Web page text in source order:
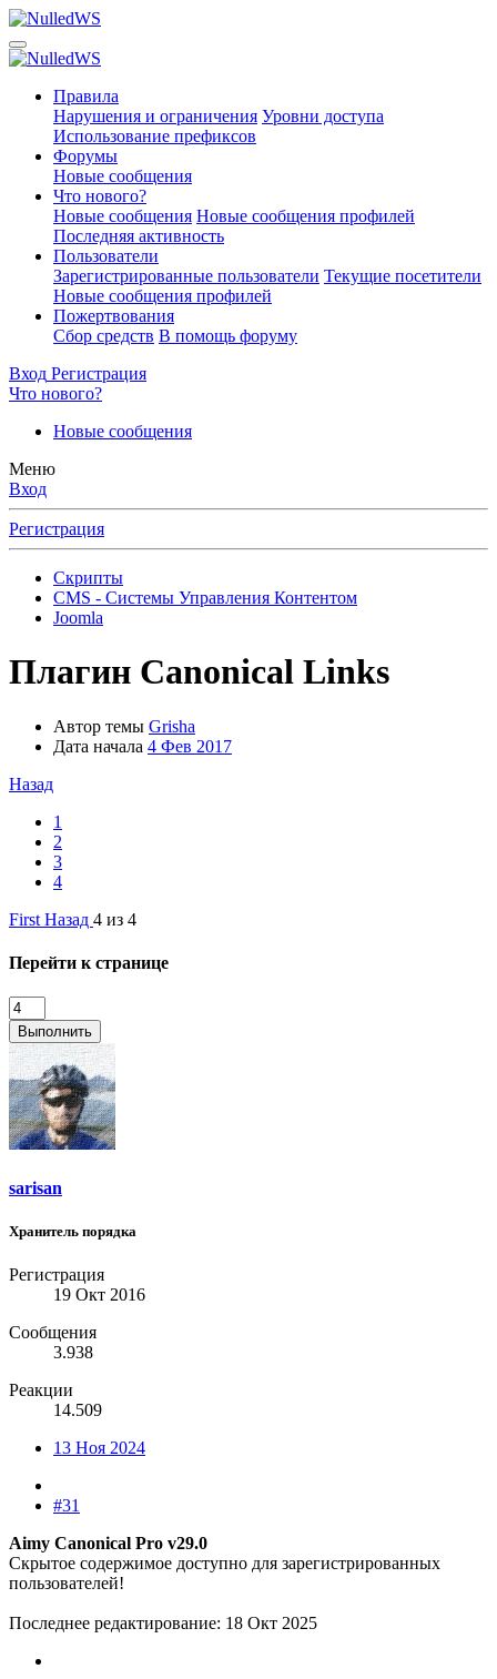
Правила
Нарушения и ограничения Уровни доступа
Использование префиксов
Форумы
Новые сообщения
Что нового?
Новые сообщения Новые сообщения профилей
Последняя активность
Пользователи
Зарегистрированные пользователи Текущие посетители
Новые сообщения профилей
Пожертвования
Сбор средств В помощь форуму
Вход Регистрация
Что нового?
Новые сообщения
Меню
Вход
Регистрация
Скрипты
CMS - Системы Управления Контентом
Joomla
Плагин Canonical Links
Автор темы Grisha
Дата начала 4 Фев 2017
Назад
1
2
3
4
First Назад 4 из 4
Перейти к странице
Выполнить
sarisan
Хранитель порядка
Регистрация
19 Окт 2016
Сообщения
3.938
Реакции
14.509
13 Ноя 2024
#31
Aimy Canonical Pro v29.0
Скрытое содержимое доступно для зарегистрированных
пользователей!
Последнее редактирование: 18 Окт 2025